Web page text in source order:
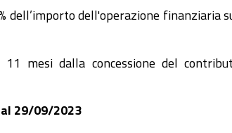
dell’importo dell'operazione finanziaria
mesi dalla concessione del
al 29/09/2023